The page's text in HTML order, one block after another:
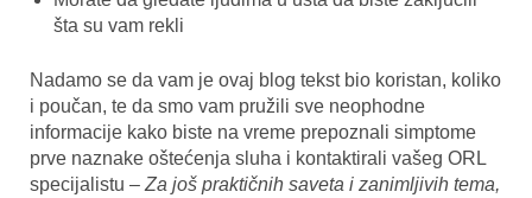
šta su vam rekli
Nadamo se da vam je ovaj blog tekst bio koristan, koliko
i poučan, te da smo vam pružili sve neophodne
informacije kako biste na vreme prepoznali simptome
prve naznake oštećenja sluha i kontaktirali vašeg ORL
specijalistu – Za još praktičnih saveta i zanimljivih tema,